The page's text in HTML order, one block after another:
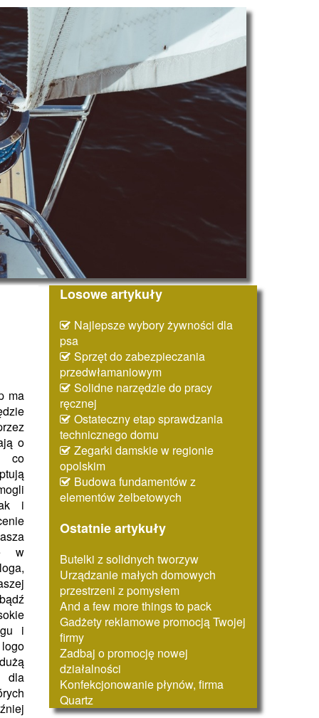
ma
o
co
i
w
i
dla
Losowe artykuły
Najlepsze wybory żywności dla
psa
Sprzęt do zabezpieczania
przedwłamaniowym
Solidne narzędzie do pracy
ręcznej
Ostateczny etap sprawdzania
technicznego domu
Zegarki damskie w regionie
opolskim
Budowa fundamentów z
elementów żelbetowych
Ostatnie artykuły
Butelki z solidnych tworzyw
Urządzanie małych domowych
przestrzeni z pomysłem
And a few more things to pack
Gadżety reklamowe promocją Twojej
firmy
Zadbaj o promocję nowej
działalności
Konfekcjonowanie płynów, firma
Quartz